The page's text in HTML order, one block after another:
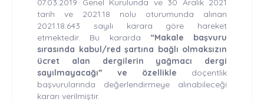
07.03.2019 Genel Kurulunda ve 30 Aralık 2021
tarih ve 2021.18 nolu oturumunda alınan
2021.18.643 sayılı karara göre hareket
etmektedir. Bu kararda “Makale başvuru
sırasında kabul/red şartına bağlı olmaksızın
ücret alan dergilerin yağmacı dergi
sayılmayacağı” ve özellikle doçentlik
başvurularında değerlendirmeye alınabileceği
kararı verilmiştir.